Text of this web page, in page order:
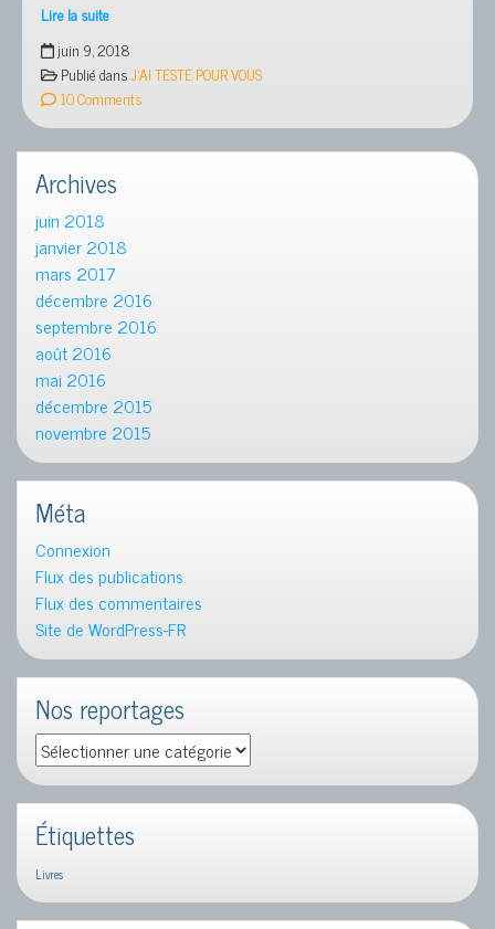
Lire la suite
J’AI
TESTE
POUR
VOUS
¨DERMOLINE
HYDRIC¨
,
MEILLEUR
BOOSTER
POUR
VOTRE
PEAU
,
le
meilleur
complément
alimentaire
du
moment
à
base
d’acide
hyaluronique
,distribué
par
fee-
juin 9, 2018
Publié dansJ'AI TESTE POUR VOUS
10 Comments
Archives
juin 2018
janvier 2018
mars 2017
décembre 2016
septembre 2016
août 2016
mai 2016
décembre 2015
novembre 2015
Méta
Connexion
Flux des publications
Flux des commentaires
Site de WordPress-FR
Nos reportages
Nos
reportages
Étiquettes
Livres